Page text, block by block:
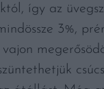
így az
3%,
vajon